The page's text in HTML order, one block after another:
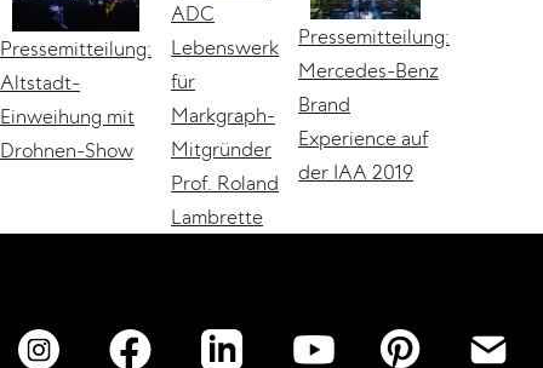
Pressemitteilung:
Altstadt-
Einweihung mit
Drohnen-Show
ADC
Lebenswerk
für
Markgraph-
Mitgründer
Prof. Roland
Lambrette
Pressemitteilung:
Mercedes-Benz
Brand
Experience auf
der IAA 2019